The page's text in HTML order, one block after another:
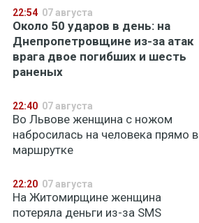
22:54 07 августа
Около 50 ударов в день: на
Днепропетровщине из-за атак
врага двое погибших и шесть
раненых
22:40 07 августа
Во Львове женщина с ножом
набросилась на человека прямо в
маршрутке
22:20 07 августа
На Житомирщине женщина
потеряла деньги из-за SMS